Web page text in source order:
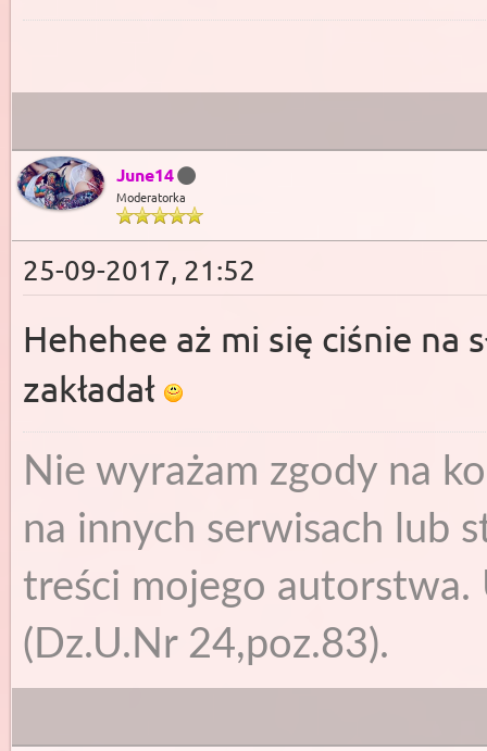
June14
Moderatorka
25-09-2017, 21:52
Hehehee aż mi się ciśnie na
zakładał
Nie wyrażam zgody na
na innych serwisach lub
treści mojego
(Dz.U.Nr 24,poz.83).